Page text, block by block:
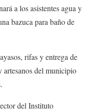
a los asistentes agua y
bazuca para baño de
rifas y entrega de
artesanos del municipio
del Instituto